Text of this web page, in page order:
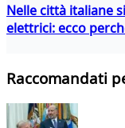
Nelle città italiane
elettrici: ecco
Raccomandati